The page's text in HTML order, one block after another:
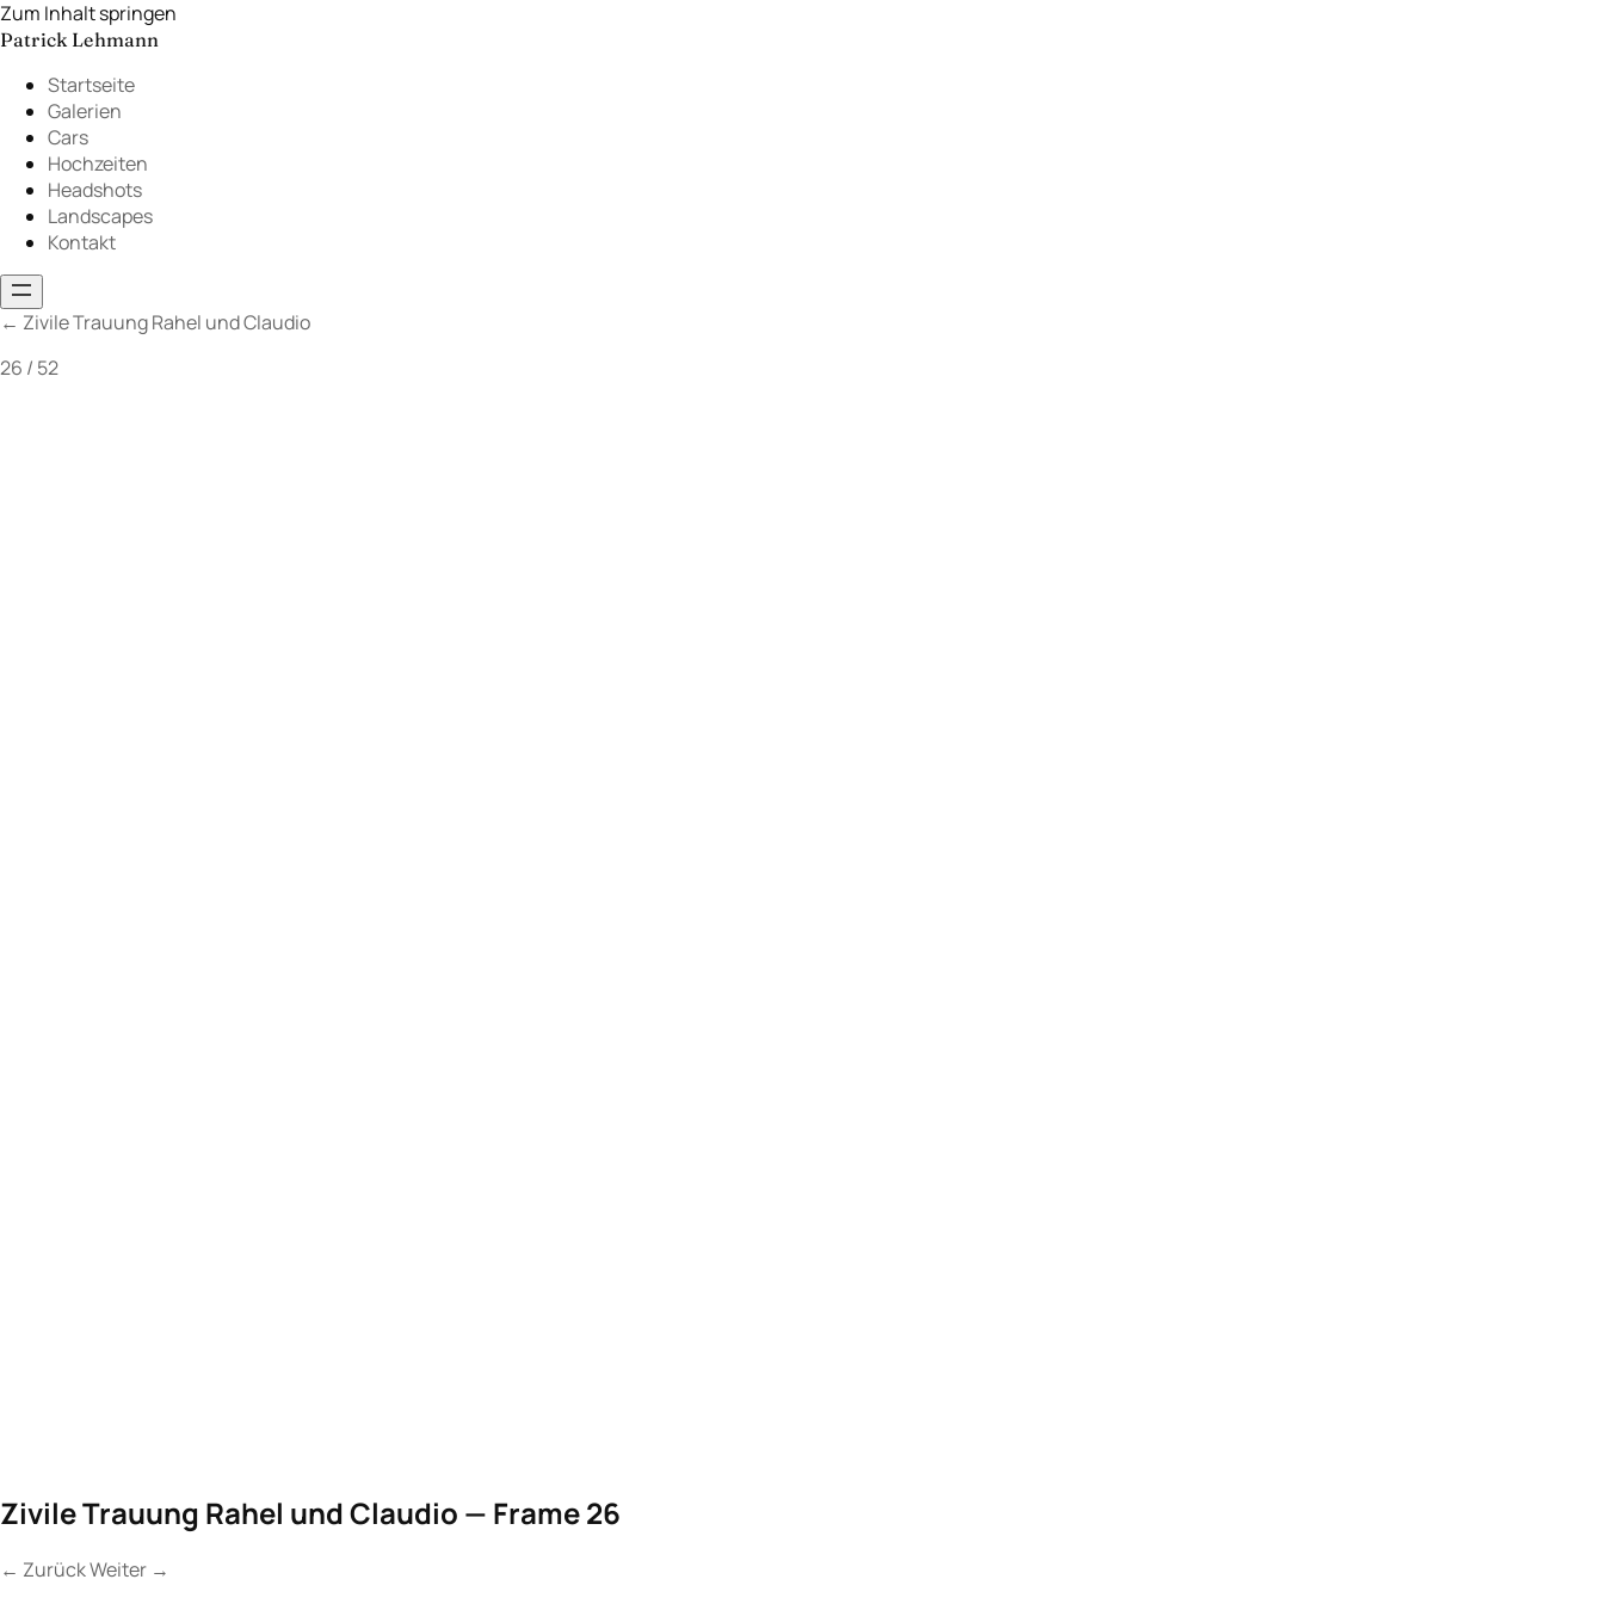
Zum Inhalt springen
Patrick Lehmann
Startseite
Galerien
Cars
Hochzeiten
Headshots
Landscapes
Kontakt
← Zivile Trauung Rahel und Claudio
26 / 52
Zivile Trauung Rahel und Claudio — Frame 26
← ZurückWeiter →